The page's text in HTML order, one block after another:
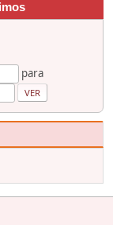
para